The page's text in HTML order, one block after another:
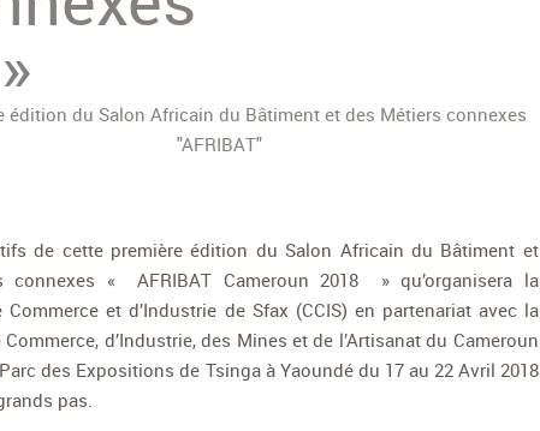
de cette première édition du Salon Africain du Bâtiment et
connexes « AFRIBAT Cameroun 2018 » qu’organisera la
Commerce et d’Industrie de Sfax (CCIS) en partenariat avec la
d’Industrie, des Mines et de l’Artisanat du Cameroun
des Expositions de Tsinga à Yaoundé du 17 au 22 Avril 2018
pas.